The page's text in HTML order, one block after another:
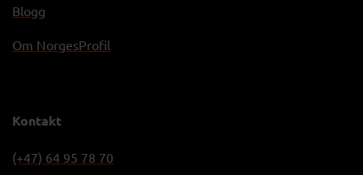
Blogg
Om NorgesProfil
Kontakt
(+47) 64 95 78 70